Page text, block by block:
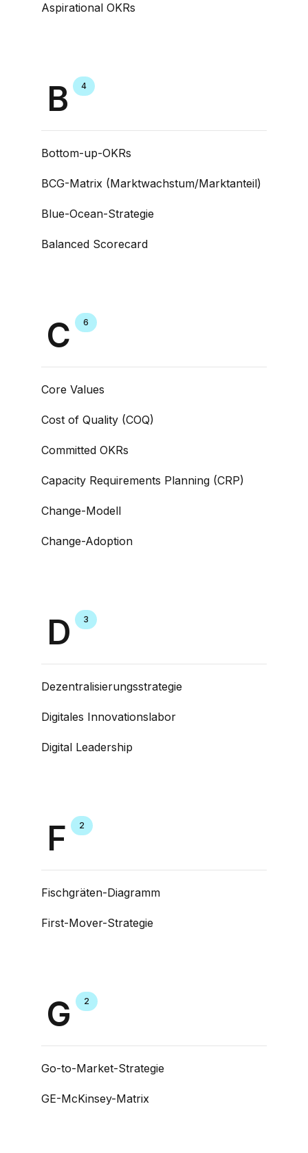
Aspirational OKRs
B 4
Bottom-up-OKRs
BCG-Matrix (Marktwachstum/Marktanteil)
Blue-Ocean-Strategie
Balanced Scorecard
C 6
Core Values
Cost of Quality (COQ)
Committed OKRs
Capacity Requirements Planning (CRP)
Change-Modell
Change-Adoption
D 3
Dezentralisierungsstrategie
Digitales Innovationslabor
Digital Leadership
F 2
Fischgräten-Diagramm
First-Mover-Strategie
G 2
Go-to-Market-Strategie
GE-McKinsey-Matrix